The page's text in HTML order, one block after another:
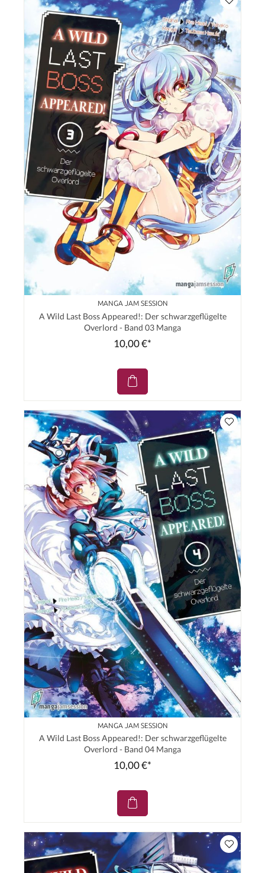
MANGA JAM SESSION
A Wild Last Boss Appeared!: Der schwarzgeflügelte
Overlord - Band 03 Manga
10,00 €*
MANGA JAM SESSION
A Wild Last Boss Appeared!: Der schwarzgeflügelte
Overlord - Band 04 Manga
10,00 €*